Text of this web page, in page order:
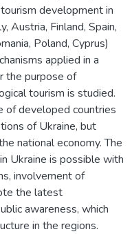
development in
Austria, Finland, Spain,
Poland, Cyprus)
applied in a
the purpose of
tourism is studied.
of developed countries
of Ukraine, but
national economy. The
Ukraine is possible with
involvement of
the latest
awareness, which
in the regions.